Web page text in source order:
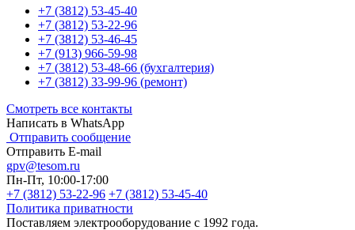
+7 (3812) 53-45-40
+7 (3812) 53-22-96
+7 (3812) 53-46-45
+7 (913) 966-59-98
+7 (3812) 53-48-66 (бухгалтерия)
+7 (3812) 33-99-96 (ремонт)
Смотреть все контакты
Написать в WhatsApp
Отправить сообщение
Отправить E-mail
gpv@tesom.ru
Пн-Пт, 10:00-17:00
+7 (3812) 53-22-96 +7 (3812) 53-45-40
Политика приватности
Поставляем электрооборудование с 1992 года.